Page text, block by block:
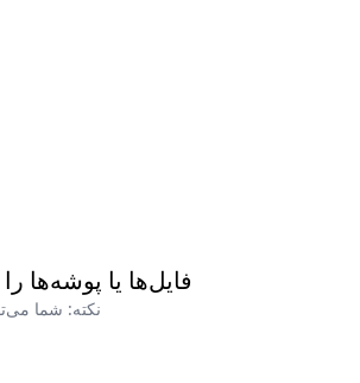
فایل‌ها یا پوشه‌ها را
نکته: شما